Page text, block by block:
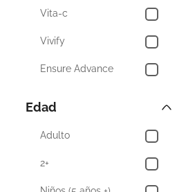
Vita-c
Vivify
Ensure Advance
Edad
Adulto
2+